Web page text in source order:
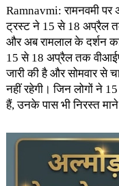
Ramnavmi: रामनवमी पर
ट्रस्ट ने 15 से 18 अप्रैल
और अब रामलाल के दर्शन
15 से 18 अप्रैल तक
जारी की है और सोमवार से
नहीं रहेगी। जिन लोगों ने
हैं, उनके पास भी निरस्त